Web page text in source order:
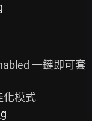
一鍵即可套